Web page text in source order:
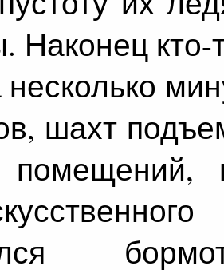
Наконец кто-
шахт
помещений,